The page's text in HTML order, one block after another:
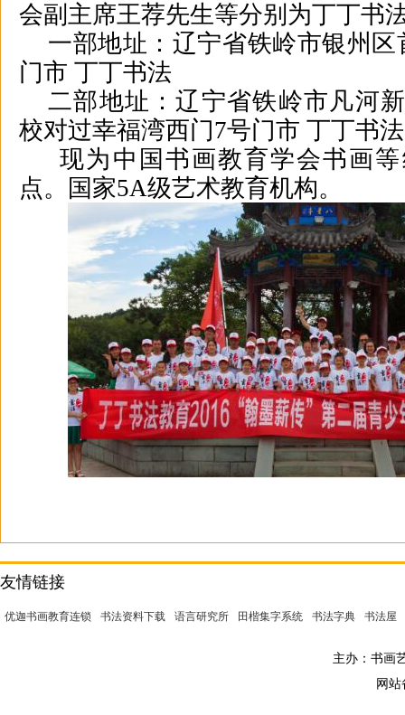
会副主席王荐先生等分别为丁丁书
一部地址：辽宁省铁岭市银州
门市 丁丁书法
二部地址：辽宁省铁岭市凡河
校对过幸福湾西门7号门市 丁丁书法
现为中国书画教育学会书画等
点。国家5A级艺术教育机构。
友情链接
优迦书画教育连锁 书法资料下载 语言研究所 田楷集字系统 书法字典 书法屋
主办：书画
网